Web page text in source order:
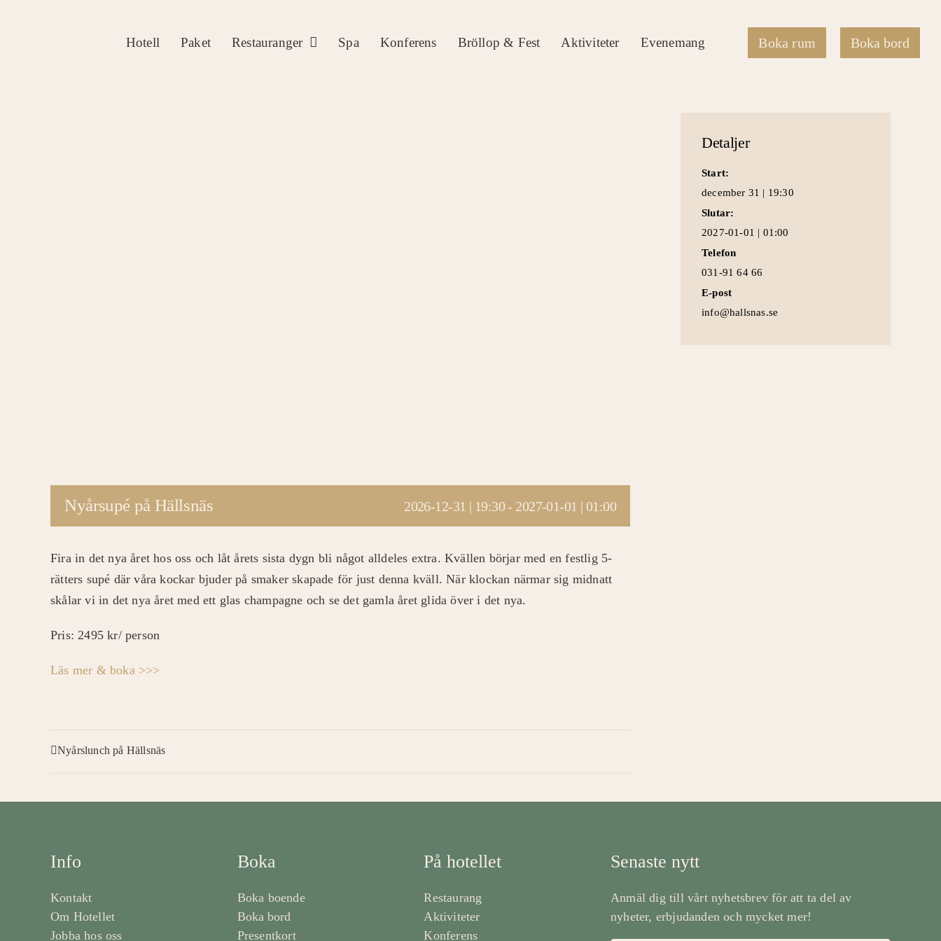
Hotell Paket Restauranger Spa Konferens Bröllop & Fest Aktiviteter Evenemang Boka rum Boka bord
Nyårsupé på Hällsnäs 2026-12-31 | 19:30- 2027-01-01 | 01:00
Fira in det nya året hos oss och låt årets sista dygn bli något alldeles extra. Kvällen börjar med en festlig 5-
rätters supé där våra kockar bjuder på smaker skapade för just denna kväll. När klockan närmar sig midnatt
skålar vi in det nya året med ett glas champagne och se det gamla året glida över i det nya.
Pris: 2495 kr/ person
Läs mer & boka >>>
Nyårslunch på Hällsnäs
Detaljer
Start:
december 31 | 19:30
Slutar:
2027-01-01 | 01:00
Telefon
031-91 64 66
E-post
info@hallsnas.se
Info
Kontakt
Om Hotellet
Jobba hos oss
Boka
Boka boende
Boka bord
Presentkort
På hotellet
Restaurang
Aktiviteter
Konferens
Senaste nytt
Anmäl dig till vårt nyhetsbrev för att ta del av
nyheter, erbjudanden och mycket mer!